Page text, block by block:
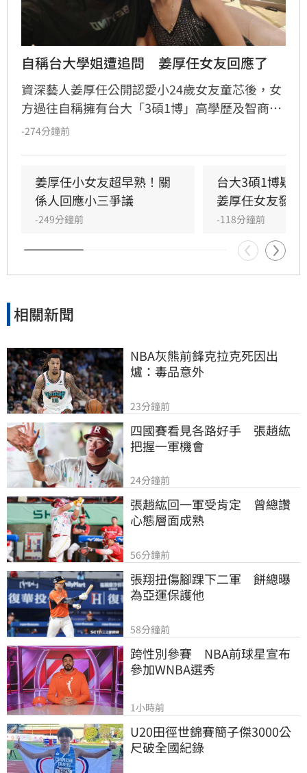
自稱台大學姐遭追問　姜厚任女友回應了
資深藝人姜厚任公開認愛小24歲女友童芯後，女
方過往自稱擁有台大「3碩1博」高學歷及智商
146等背景引發外界高度質疑。童芯日前於社群
件，導致話題持續發酵，網友針對其學歷真實性
仍存有諸多疑問。面對女友身陷輿論風波，姜厚
任展現力挺態度，笑稱兩人的戀情已像偵探片，
-274分鐘前
姜厚任小女友超早熟！關
係人回應小三爭議
-249分鐘前
台大3碩1博疑
姜厚任女友發聲
-118分鐘前
相關新聞
NBA灰熊前鋒克拉克死因出
爐：毒品意外
23分鐘前
四國賽看見各路好手　張趙紘
把握一軍機會
24分鐘前
張趙紘回一軍受肯定　曾總讚
心態層面成熟
56分鐘前
張翔扭傷腳踝下二軍　餅總曝
為亞運保護他
58分鐘前
跨性別參賽　NBA前球星宣布
參加WNBA選秀
1小時前
U20田徑世錦賽簡子傑3000公
尺破全國紀錄